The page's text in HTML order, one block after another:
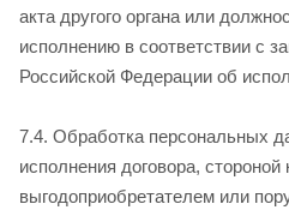
акта другого органа или
исполнению в соответствии с
Российской Федерации об
7.4. Обработка персональных
исполнения договора, стороной
выгодоприобретателем или